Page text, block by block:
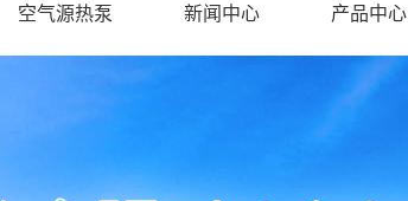
空气源热泵 新闻中心 产品中心